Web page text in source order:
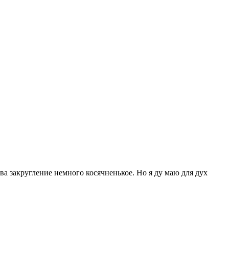
закругление немного косячненькое. Но я ду маю для дух